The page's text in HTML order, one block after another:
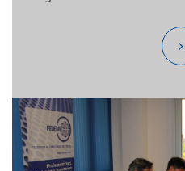
competitividad del
movilizaciones ni